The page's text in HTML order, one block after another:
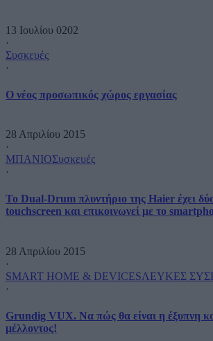
13 Ιουλίου 0202
·
Συσκευές
·
O νέος προσωπικός χώρος εργασίας
28 Απριλίου 2015
·
ΜΠΑΝΙΟΣυσκευές
·
Το Dual-Drum πλυντήριο της Haier έχει
touchscreen και επικοινωνεί με το
28 Απριλίου 2015
·
SMART HOME & DEVICESΛΕΥΚΕΣ
·
Grundig VUX. Να πώς θα είναι η έξυπνη
μέλλοντος!